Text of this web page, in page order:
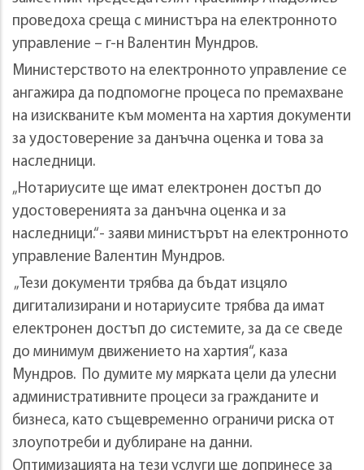
проведоха среща с министъра на електронното
управление – г-н Валентин Мундров.
Министерството на електронното управление се
ангажира да подпомогне процеса по премахване
на изискваните към момента на хартия документи
за удостоверение за данъчна оценка и това за
наследници.
„Нотариусите ще имат електронен достъп до
удостоверенията за данъчна оценка и за
наследници.“- заяви министърът на електронното
управление Валентин Мундров.
„Тези документи трябва да бъдат изцяло
дигитализирани и нотариусите трябва да имат
електронен достъп до системите, за да се сведе
до минимум движението на хартия“, каза
Мундров. По думите му мярката цели да улесни
административните процеси за гражданите и
бизнеса, като същевременно ограничи риска от
злоупотреби и дублиране на данни.
Оптимизацията на тези услуги ще допринесе за